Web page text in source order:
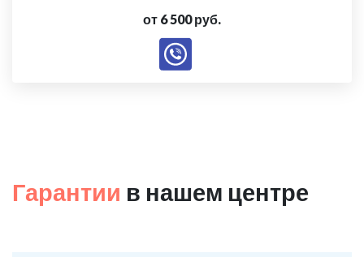
от 6 500 руб.
Гарантии в нашем центре